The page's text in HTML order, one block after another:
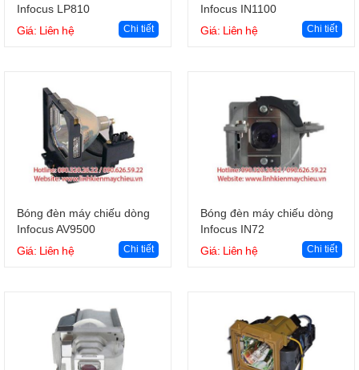
Infocus LP810
Giá: Liên hệ
Chi tiết
Infocus IN1100
Giá: Liên hệ
Chi tiết
Giỏ hàng
Bóng đèn máy chiếu dòng
Infocus AV9500
Giá: Liên hệ
Chi tiết
Giỏ hàng
Bóng đèn máy chiếu dòng
Infocus IN72
Giá: Liên hệ
Chi tiết